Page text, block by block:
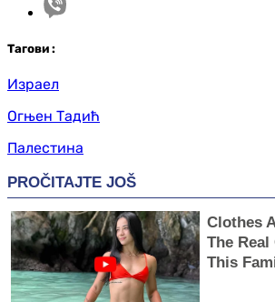
Тагови :
Израел
Огњен Тадић
Палестина